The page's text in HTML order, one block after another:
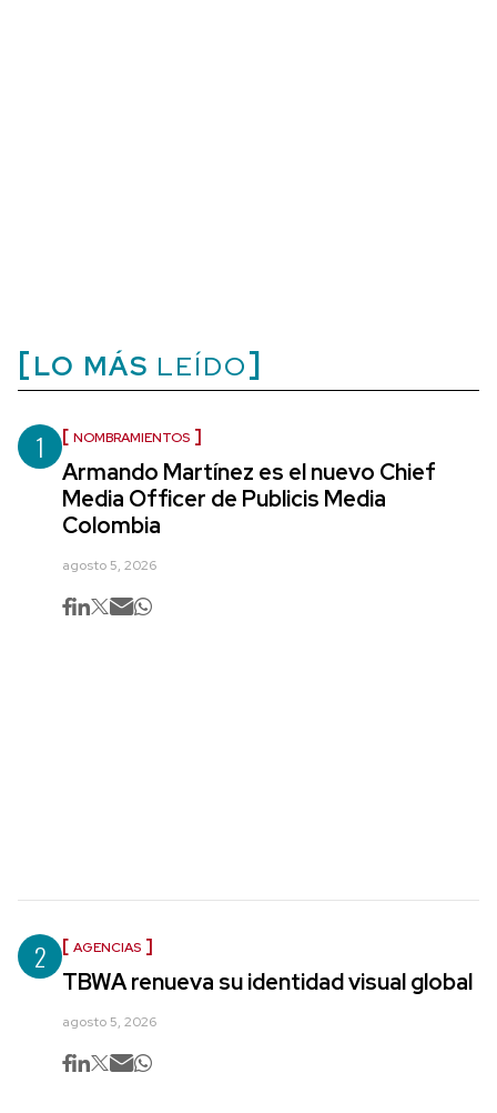
LO MÁS LEÍDO
1 NOMBRAMIENTOS
Armando Martínez es el nuevo Chief
Media Officer de Publicis Media
Colombia
agosto 5, 2026
2 AGENCIAS
TBWA renueva su identidad visual global
agosto 5, 2026